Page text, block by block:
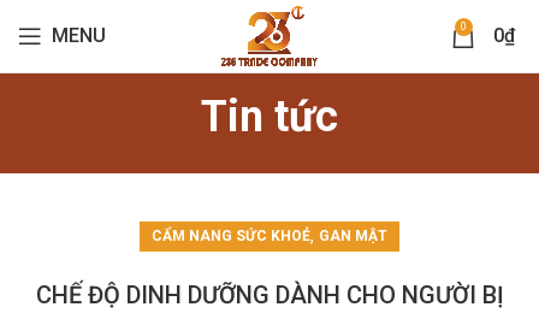
MENU 0 0₫
Tin tức
CẨM NANG SỨC KHOẺ, GAN MẬT
CHẾ ĐỘ DINH DƯỠNG DÀNH CHO NGƯỜI BỊ